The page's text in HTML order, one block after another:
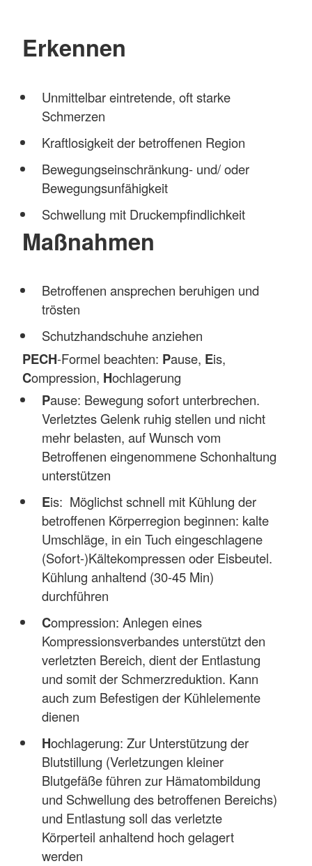
Erkennen
Unmittelbar eintretende, oft starke
Schmerzen
Kraftlosigkeit der betroffenen Region
Bewegungseinschränkung- und/ oder
Bewegungsunfähigkeit
Schwellung mit Druckempfindlichkeit
Maßnahmen
Betroffenen ansprechen beruhigen und
trösten
Schutzhandschuhe anziehen
PECH-Formel beachten: Pause, Eis,
Compression, Hochlagerung
Pause: Bewegung sofort unterbrechen.
Verletztes Gelenk ruhig stellen und nicht
mehr belasten, auf Wunsch vom
Betroffenen eingenommene Schonhaltung
unterstützen
Eis: Möglichst schnell mit Kühlung der
betroffenen Körperregion beginnen: kalte
Umschläge, in ein Tuch eingeschlagene
(Sofort-)Kältekompressen oder Eisbeutel.
Kühlung anhaltend (30-45 Min)
durchführen
Compression: Anlegen eines
Kompressionsverbandes unterstützt den
verletzten Bereich, dient der Entlastung
und somit der Schmerzreduktion. Kann
auch zum Befestigen der Kühlelemente
dienen
Hochlagerung: Zur Unterstützung der
Blutstillung (Verletzungen kleiner
Blutgefäße führen zur Hämatombildung
und Schwellung des betroffenen Bereichs)
und Entlastung soll das verletzte
Körperteil anhaltend hoch gelagert
werden